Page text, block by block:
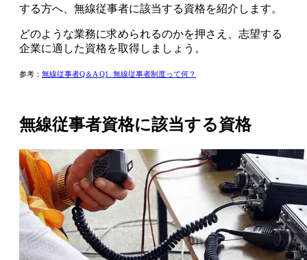
する方へ、無線従事者に該当する資格を紹介 します。
どのような業務に求められるのかを押さえ、志望する
企業に適した資格を取得しましょう。
参考： 無線従事者Q＆A Q1. 無線従事者制度って何？
無線従事者資格に該当する資格